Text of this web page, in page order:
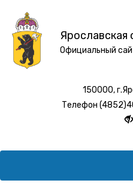
Ярославская
Официальный
150000,
Телефон